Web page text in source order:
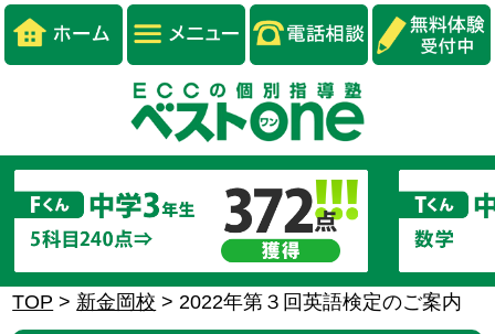
TOP > 新金岡校 >2022年第３回英語検定のご案内